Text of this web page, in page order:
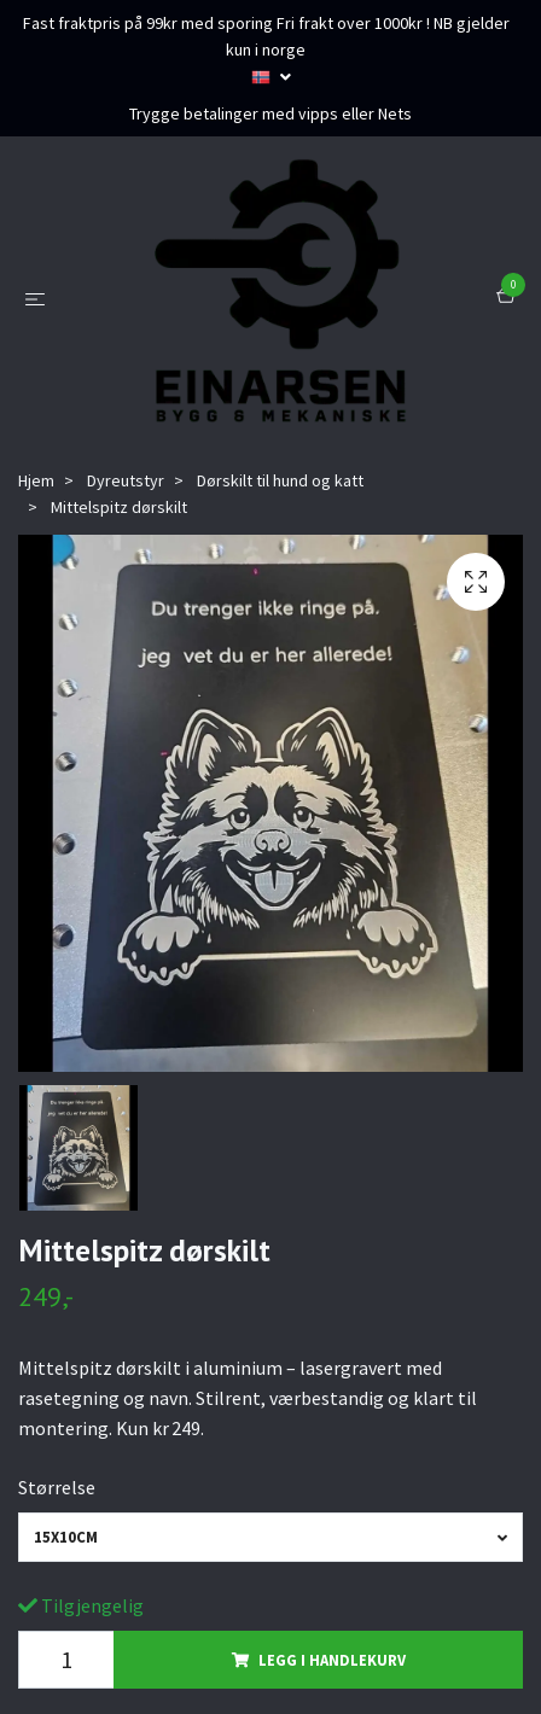
Fast fraktpris på 99kr med sporing Fri frakt over 1000kr ! NB gjelder
kun i norge
Trygge betalinger med vipps eller Nets
0
Hjem Dyreutstyr
Dørskilt til hund og katt
Mittelspitz dørskilt
Mittelspitz dørskilt
249,-
Mittelspitz dørskilt i aluminium – lasergravert med
rasetegning og navn. Stilrent, værbestandig og klart til
montering. Kun kr 249.
Størrelse
15X10CM
Tilgjengelig
LEGG I HANDLEKURV